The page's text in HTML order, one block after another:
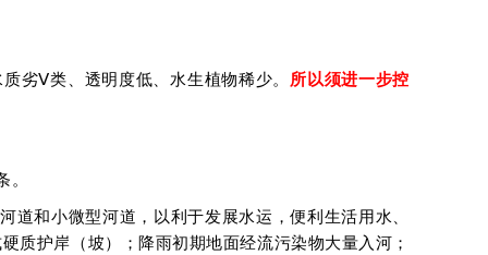
劣Ⅴ类、透明度低、水生植物稀少。 所以须进一步控
和小微型河道，以利于发展水运，便利生活用水、
质护岸（坡）；降雨初期地面经流污染物大量入河；